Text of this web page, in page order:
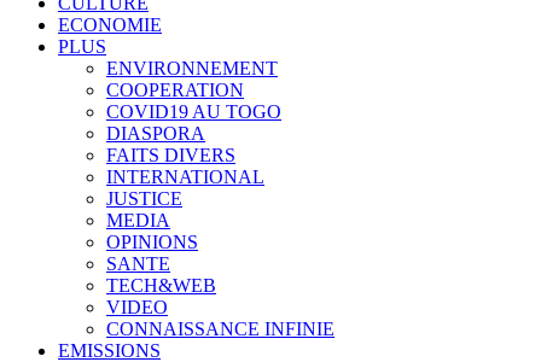
ECONOMIE
PLUS
ENVIRONNEMENT
COOPERATION
COVID19 AU TOGO
DIASPORA
FAITS DIVERS
INTERNATIONAL
JUSTICE
MEDIA
OPINIONS
SANTE
TECH&WEB
VIDEO
CONNAISSANCE INFINIE
EMISSIONS